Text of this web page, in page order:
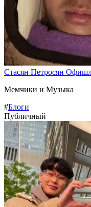
Стасян Петросян
Мемчики и Музыка
#Блоги
Публичный